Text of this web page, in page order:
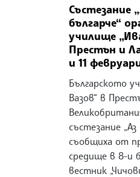
Състезание
българче“
училище
Престън и
и 11
Българското
Вазов“ в
състезание „Аз
съобщиха от
средище в 8-и
вестник